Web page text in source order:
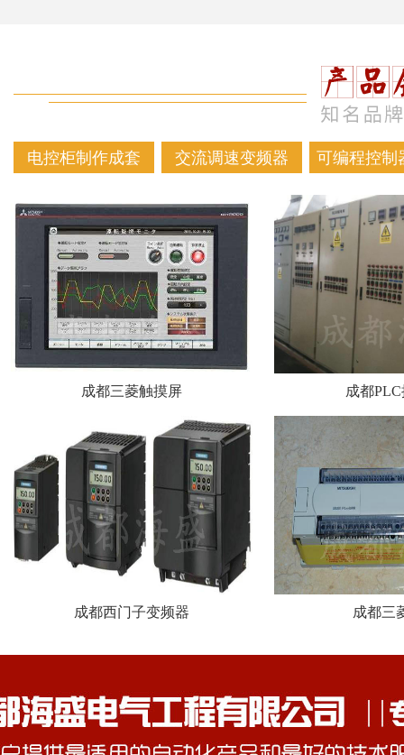
电控柜制作成套 交流调速变频器 可编程控制
成都三菱触摸屏 成都
成都西门子变频器 成都三